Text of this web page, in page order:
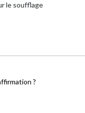
le soufflage
?